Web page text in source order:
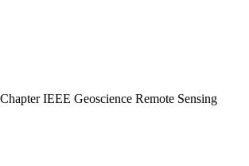
IEEE Geoscience Remote Sensing